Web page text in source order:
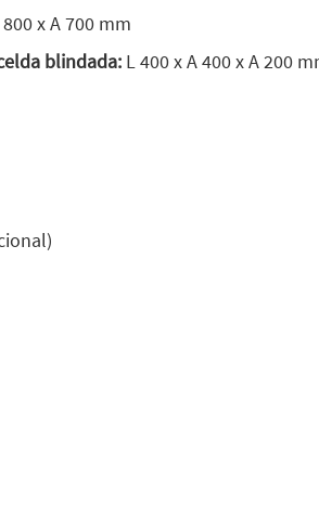
x A 700 mm
blindada: L 400 x A 400 x A 200